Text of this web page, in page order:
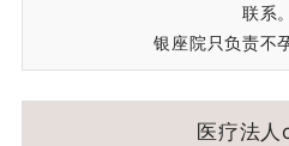
联系。
银座院只负责不
医疗法人